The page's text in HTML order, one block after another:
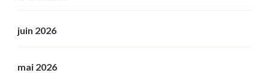
juin 2026
mai 2026